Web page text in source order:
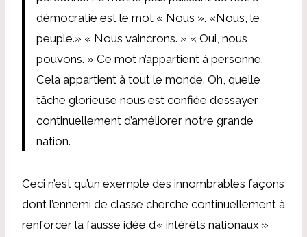
démocratie est le mot « Nous ». «Nous, le
peuple.» « Nous vaincrons. » « Oui, nous
pouvons. » Ce mot n’appartient à personne.
Cela appartient à tout le monde. Oh, quelle
tâche glorieuse nous est confiée d’essayer
continuellement d’améliorer notre grande
nation.
Ceci n’est qu’un exemple des innombrables façons
dont l’ennemi de classe cherche continuellement à
renforcer la fausse idée d’« intérêts nationaux »